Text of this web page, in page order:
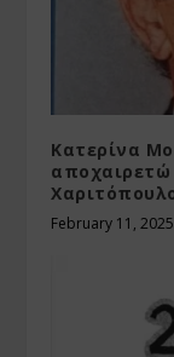
Κατερίνα
February 11, 2025